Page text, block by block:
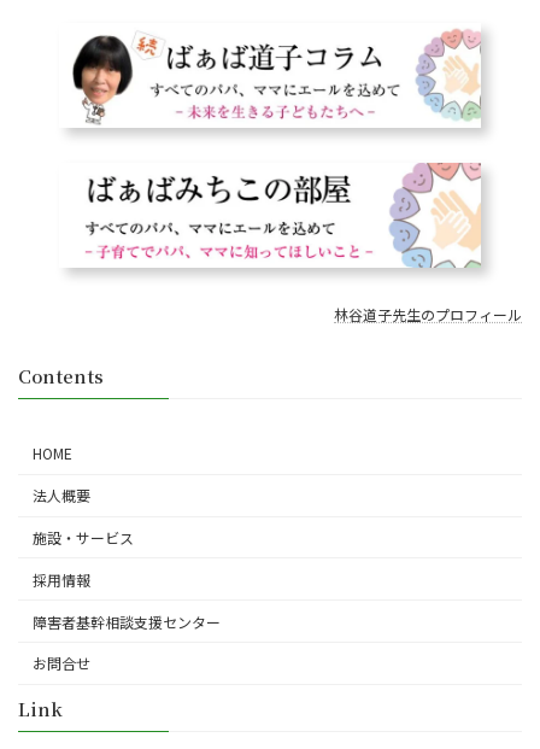
林谷道子先生のプロフィール
Contents
HOME
法人概要
施設・サービス
採用情報
障害者基幹相談支援センター
お問合せ
Link